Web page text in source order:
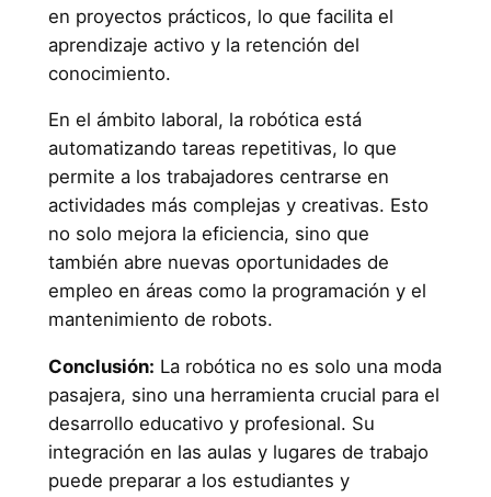
en proyectos prácticos, lo que facilita el
aprendizaje activo y la retención del
conocimiento.
En el ámbito laboral, la robótica está
automatizando tareas repetitivas, lo que
permite a los trabajadores centrarse en
actividades más complejas y creativas. Esto
no solo mejora la eficiencia, sino que
también abre nuevas oportunidades de
empleo en áreas como la programación y el
mantenimiento de robots.
Conclusión: La robótica no es solo una moda
pasajera, sino una herramienta crucial para el
desarrollo educativo y profesional. Su
integración en las aulas y lugares de trabajo
puede preparar a los estudiantes y